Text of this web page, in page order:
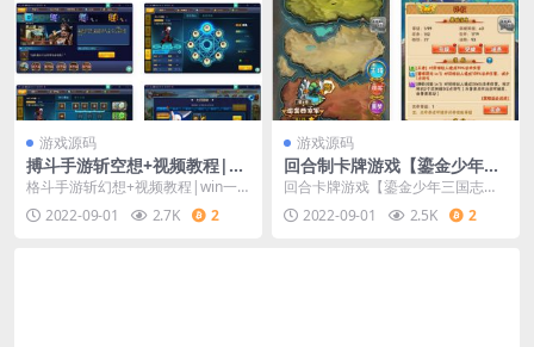
游戏源码
搏斗手游斩空想+视频教程|wi
n一键效劳端
格斗手游斩幻想+视频教程|win一
键服务端
2022-09-01 2.7K 2
游戏源码
回合制卡牌游戏【鎏金少年三
国志】11月整顿Linux手工效
劳端+GM后端
回合卡牌游戏【鎏金少年三国志】1
1月整理Linux手工服务端+GM后台
2022-09-01 2.5K 2